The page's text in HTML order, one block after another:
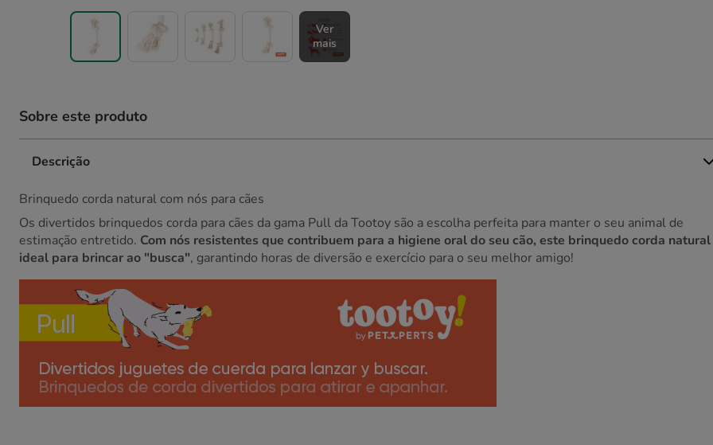
Ver
mais
Sobre este produto
Descrição
Brinquedo corda natural com nós para cães
Os divertidos brinquedos corda para cães da gama Pull da Tootoy são a escolha perfeita para manter o seu animal de
estimação entretido. Com nós resistentes que contribuem para a higiene oral do seu cão, este brinquedo corda natural
ideal para brincar ao "busca", garantindo horas de diversão e exercício para o seu melhor amigo!